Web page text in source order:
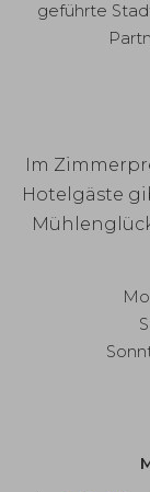
geführte
Im
Hotelgäste